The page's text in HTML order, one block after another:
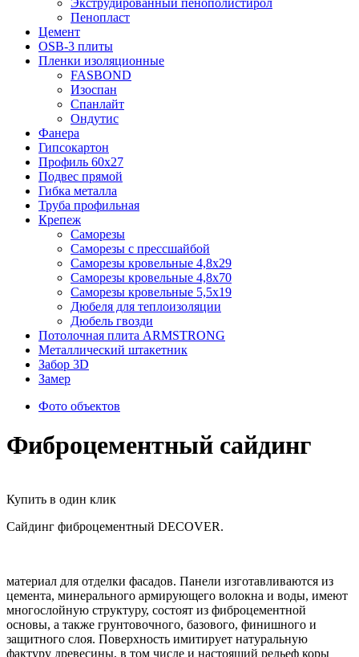
Экструдированный пенополистирол
Пенопласт
Цемент
OSB-3 плиты
Пленки изоляционные
FASBOND
Изоспан
Спанлайт
Ондутис
Фанера
Гипсокартон
Профиль 60х27
Подвес прямой
Гибка металла
Труба профильная
Крепеж
Саморезы
Саморезы с прессшайбой
Саморезы кровельные 4,8х29
Саморезы кровельные 4,8х70
Саморезы кровельные 5,5х19
Дюбеля для теплоизоляции
Дюбель гвозди
Потолочная плита ARMSTRONG
Металлический штакетник
Забор 3D
Замер
Фото объектов
Фиброцементный сайдинг
Купить в один клик
Сайдинг фиброцементный DECOVER.
материал для отделки фасадов. Панели изготавливаются из
цемента, минерального армирующего волокна и воды, имеют
многослойную структуру, состоят из фиброцементной
основы, а также грунтовочного, базового, финишного и
защитного слоя. Поверхность имитирует натуральную
фактуру древесины, в том числе и настоящий рельеф коры